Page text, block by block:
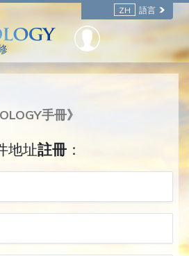
ZH 語言
手冊》
地址註冊 ：